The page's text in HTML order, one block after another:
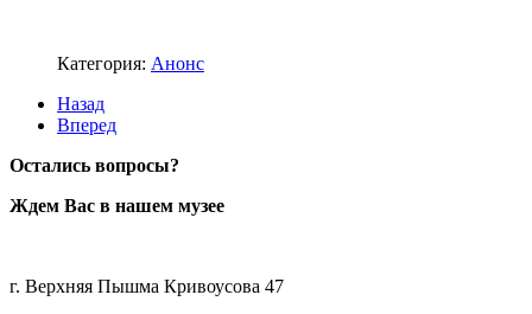
Категория: Анонс
Назад
Вперед
Остались вопросы?
Ждем Вас в нашем музее
г. Верхняя Пышма Кривоусова 47